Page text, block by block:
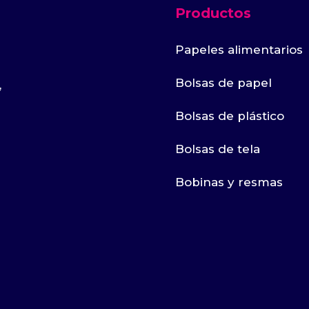
Productos
Papeles alimentarios
Bolsas de papel
Bolsas de plástico
Bolsas de tela
Bobinas y resmas